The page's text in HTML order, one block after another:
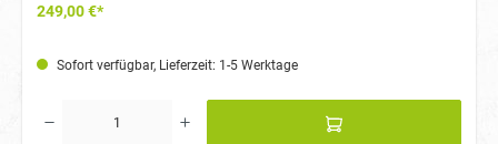
249,00 €*
Sofort verfügbar, Lieferzeit: 1-5 Werktage